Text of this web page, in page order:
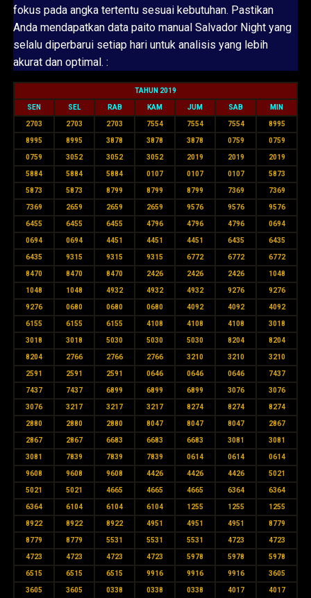
fokus pada angka tertentu sesuai kebutuhan. Pastikan
Anda mendapatkan data paito manual Salvador Night yang
selalu diperbarui setiap hari untuk analisis yang lebih
akurat dan optimal. :
TAHUN 2019
SEN SEL RAB KAM JUM SAB MIN
2703 2703 2703 7554 7554 7554 8995
8995 8995 3878 3878 3878 0759 0759
0759 3052 3052 3052 2019 2019 2019
5884 5884 5884 0107 0107 0107 5873
5873 5873 8799 8799 8799 7369 7369
7369 2659 2659 2659 9576 9576 9576
6455 6455 6455 4796 4796 4796 0694
0694 0694 4451 4451 4451 6435 6435
6435 9315 9315 9315 6772 6772 6772
8470 8470 8470 2426 2426 2426 1048
1048 1048 4932 4932 4932 9276 9276
9276 0680 0680 0680 4092 4092 4092
6155 6155 6155 4108 4108 4108 3018
3018 3018 5030 5030 5030 8204 8204
8204 2766 2766 2766 3210 3210 3210
2591 2591 2591 0646 0646 0646 7437
7437 7437 6899 6899 6899 3076 3076
3076 3217 3217 3217 8274 8274 8274
2880 2880 2880 8047 8047 8047 2867
2867 2867 6683 6683 6683 3081 3081
3081 7839 7839 7839 0614 0614 0614
9608 9608 9608 4426 4426 4426 5021
5021 5021 4665 4665 4665 6364 6364
6364 6104 6104 6104 1255 1255 1255
8922 8922 8922 4951 4951 4951 8779
8779 8779 5531 5531 5531 4723 4723
4723 4723 4723 4723 5978 5978 5978
6515 6515 6515 9916 9916 9916 3605
3605 3605 0338 0338 0338 4017 4017